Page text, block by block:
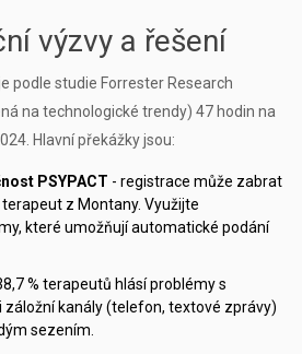
výzvy a řešení
podle studie Forrester Research
na technologické trendy) 47 hodin na
Hlavní překážky jsou:
PSYPACT - registrace může zabrat
z Montany. Využijte
které umožňují automatické podání
% terapeutů hlásí problémy s
záložní kanály (telefon, textové zprávy)
sezením.